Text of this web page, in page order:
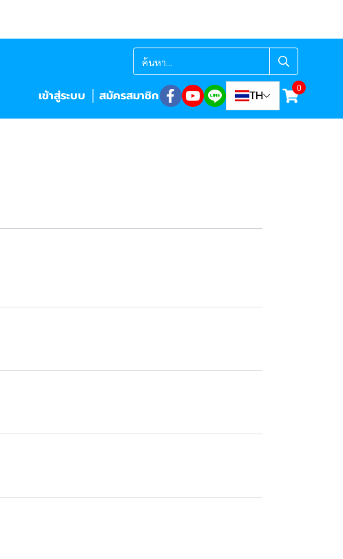
เข้าสู่ระบบ สมัครสมาชิก TH 0